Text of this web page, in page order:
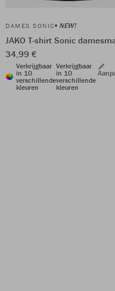
DAMES SONIC NEW!
JAKO T-shirt Sonic
34,99 €
Verkrijgbaar
in 10
verschillende
kleuren
Verkrijgbaar
in 10
verschillende
kleuren